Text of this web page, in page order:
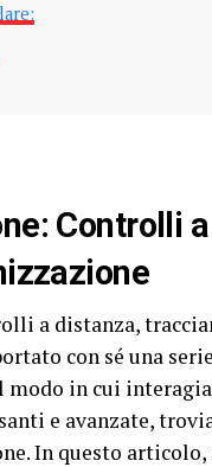
Controlli
a distanza,
con sé una
modo in cui
e avanzate,
In questo